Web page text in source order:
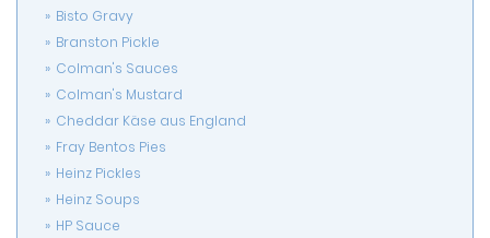
Bisto Gravy
Branston Pickle
Colman's Sauces
Colman's Mustard
Cheddar Käse aus England
Fray Bentos Pies
Heinz Pickles
Heinz Soups
HP Sauce